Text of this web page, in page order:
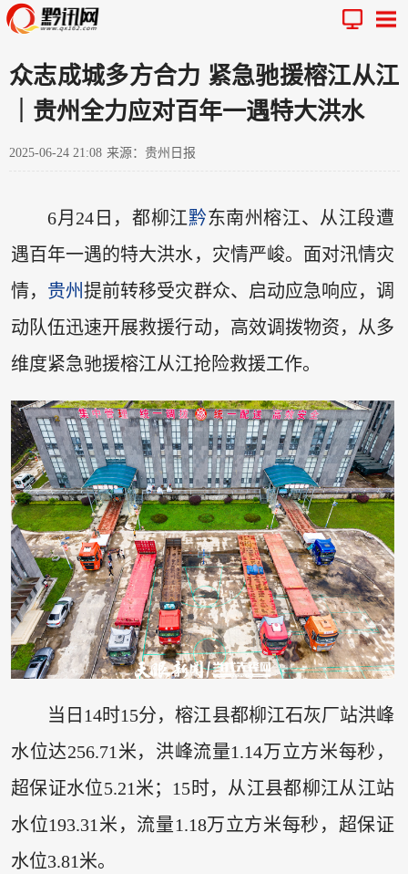
众志成城多方合力 紧急驰援榕江从江
｜贵州全力应对百年一遇特大洪水
2025-06-24 21:08 来源：贵州日报
6月24日，都柳江黔东南州榕江、从江段遭
遇百年一遇的特大洪水，灾情严峻。面对汛情灾
情， 贵州提前转移受灾群众、启动应急响应，调
动队伍迅速开展救援行动，高效调拨物资，从多
维度紧急驰援榕江从江抢险救援工作。
当日14时15分，榕江县都柳江石灰厂站洪峰
水位达256.71米，洪峰流量1.14万立方米每秒，
超保证水位5.21米；15时，从江县都柳江从江站
水位193.31米，流量1.18万立方米每秒，超保证
水位3.81米。